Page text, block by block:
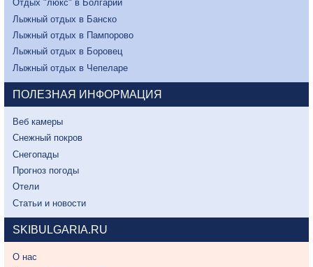
Отдых "люкс" в Болгарии
Лыжный отдых в Банско
Лыжный отдых в Пампорово
Лыжный отдых в Боровец
Лыжный отдых в Чепеларе
ПОЛЕЗНАЯ ИНФОРМАЦИЯ
Веб камеры
Снежный покров
Снегопады
Прогноз погоды
Отели
Статьи и новости
SKIBULGARIA.RU
О нас